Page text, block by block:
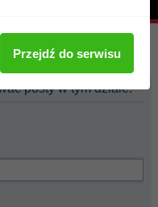
posty w tym dziale.
Przejdź do serwisu